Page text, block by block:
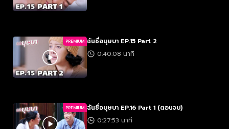
PREMIUM ฉันชื่อบุษบา EP.15 Part 2
0:40:08 นาที
PREMIUM ฉันชื่อบุษบา EP.16 Part 1 (ตอนจบ)
0:27:53 นาที